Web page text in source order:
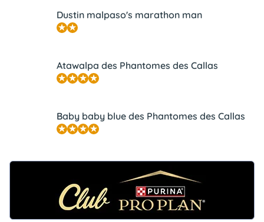
Dustin malpaso's marathon man
Atawalpa des Phantomes des Callas
Baby baby blue des Phantomes des Callas